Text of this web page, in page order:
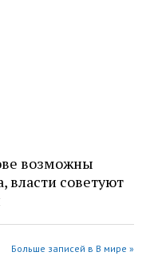
возможны
власти советуют
Больше записей в В мире »